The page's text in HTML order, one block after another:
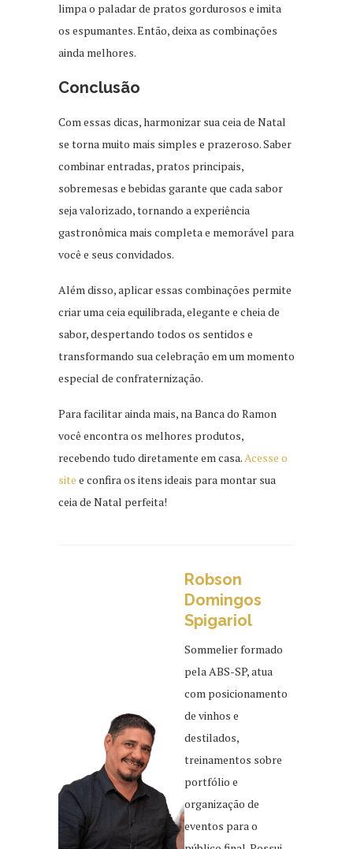
limpa o paladar de pratos gordurosos e imita
os espumantes. Então, deixa as combinações
ainda melhores.
Conclusão
Com essas dicas, harmonizar sua ceia de Natal
se torna muito mais simples e prazeroso. Saber
combinar entradas, pratos principais,
sobremesas e bebidas garante que cada sabor
seja valorizado, tornando a experiência
gastronômica mais completa e memorável para
você e seus convidados.
Além disso, aplicar essas combinações permite
criar uma ceia equilibrada, elegante e cheia de
sabor, despertando todos os sentidos e
transformando sua celebração em um momento
especial de confraternização.
Para facilitar ainda mais, na Banca do Ramon
você encontra os melhores produtos,
recebendo tudo diretamente em casa.Acesse o
site e confira os itens ideais para montar sua
ceia de Natal perfeita!
Robson
Domingos
Spigariol
Sommelier formado
pela ABS-SP, atua
com posicionamento
de vinhos e
destilados,
treinamentos sobre
portfólio e
organização de
eventos para o